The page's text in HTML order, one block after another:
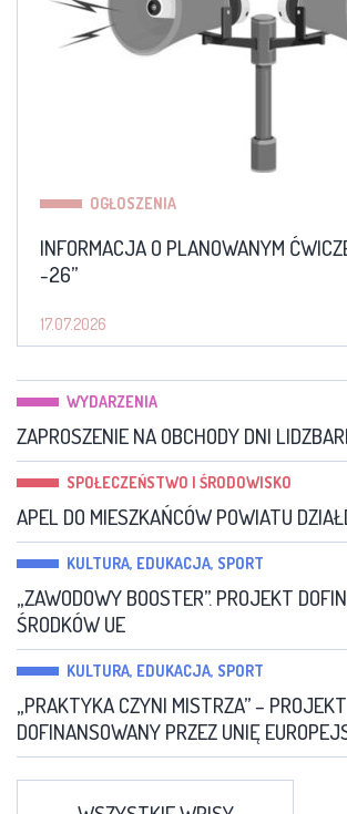
OGŁOSZENIA
INFORMACJA O PLANOWANYM
-26”
17.07.2026
WYDARZENIA
ZAPROSZENIE NA OBCHODY DNI
SPOŁECZEŃSTWO I ŚRODOWISKO
APEL DO MIESZKAŃCÓW POWIATU
KULTURA, EDUKACJA, SPORT
„ZAWODOWY BOOSTER”. PROJEKT
ŚRODKÓW UE
KULTURA, EDUKACJA, SPORT
„PRAKTYKA CZYNI MISTRZA” – PROJEKT
DOFINANSOWANY PRZEZ UNIĘ